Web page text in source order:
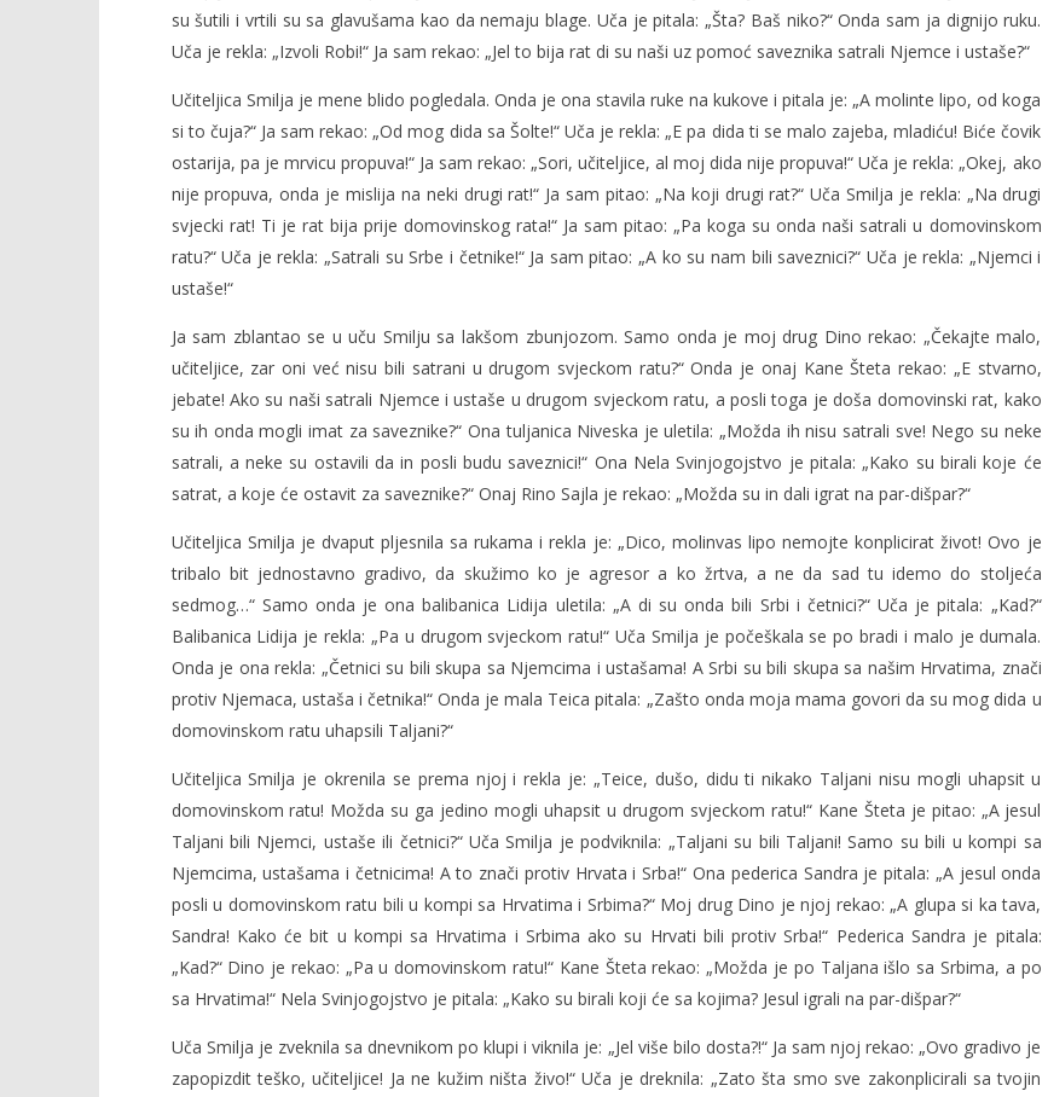
Popis poslova na području VPŽ
12.05.2014.
slatina.net
Ljeto donosi bezbrižnu igru, ali
i zdravstvene izazove
12.05.2014.
slatina.net
su šutili i vrtili su sa glavušama kao da nemaju blage. Uča je pitala: „Šta? Baš niko?“ Onda sam ja dignijo ruku.
Uča je rekla: „Izvoli Robi!“ Ja sam rekao: „Jel to bija rat di su naši uz pomoć saveznika satrali Njemce i ustaše?“
Učiteljica Smilja je mene blido pogledala. Onda je ona stavila ruke na kukove i pitala je: „A molinte lipo, od koga
si to čuja?“ Ja sam rekao: „Od mog dida sa Šolte!“ Uča je rekla: „E pa dida ti se malo zajeba, mladiću! Biće čovik
ostarija, pa je mrvicu propuva!“ Ja sam rekao: „Sori, učiteljice, al moj dida nije propuva!“ Uča je rekla: „Okej, ako
nije propuva, onda je mislija na neki drugi rat!“ Ja sam pitao: „Na koji drugi rat?“ Uča Smilja je rekla: „Na drugi
svjecki rat! Ti je rat bija prije domovinskog rata!“ Ja sam pitao: „Pa koga su onda naši satrali u domovinskom
ratu?“ Uča je rekla: „Satrali su Srbe i četnike!“ Ja sam pitao: „A ko su nam bili saveznici?“ Uča je rekla: „Njemci i
ustaše!“
Ja sam zblantao se u uču Smilju sa lakšom zbunjozom. Samo onda je moj drug Dino rekao: „Čekajte malo,
učiteljice, zar oni već nisu bili satrani u drugom svjeckom ratu?“ Onda je onaj Kane Šteta rekao: „E stvarno,
jebate! Ako su naši satrali Njemce i ustaše u drugom svjeckom ratu, a posli toga je doša domovinski rat, kako
su ih onda mogli imat za saveznike?“ Ona tuljanica Niveska je uletila: „Možda ih nisu satrali sve! Nego su neke
satrali, a neke su ostavili da in posli budu saveznici!“ Ona Nela Svinjogojstvo je pitala: „Kako su birali koje će
satrat, a koje će ostavit za saveznike?“ Onaj Rino Sajla je rekao: „Možda su in dali igrat na par-dišpar?“
Učiteljica Smilja je dvaput pljesnila sa rukama i rekla je: „Dico, molinvas lipo nemojte konplicirat život! Ovo je
tribalo bit jednostavno gradivo, da skužimo ko je agresor a ko žrtva, a ne da sad tu idemo do stoljeća
sedmog…“ Samo onda je ona balibanica Lidija uletila: „A di su onda bili Srbi i četnici?“ Uča je pitala: „Kad?“
Balibanica Lidija je rekla: „Pa u drugom svjeckom ratu!“ Uča Smilja je počeškala se po bradi i malo je dumala.
Onda je ona rekla: „Četnici su bili skupa sa Njemcima i ustašama! A Srbi su bili skupa sa našim Hrvatima, znači
protiv Njemaca, ustaša i četnika!“ Onda je mala Teica pitala: „Zašto onda moja mama govori da su mog dida u
domovinskom ratu uhapsili Taljani?“
Učiteljica Smilja je okrenila se prema njoj i rekla je: „Teice, dušo, didu ti nikako Taljani nisu mogli uhapsit u
domovinskom ratu! Možda su ga jedino mogli uhapsit u drugom svjeckom ratu!“ Kane Šteta je pitao: „A jesul
Taljani bili Njemci, ustaše ili četnici?“ Uča Smilja je podviknila: „Taljani su bili Taljani! Samo su bili u kompi sa
Njemcima, ustašama i četnicima! A to znači protiv Hrvata i Srba!“ Ona pederica Sandra je pitala: „A jesul onda
posli u domovinskom ratu bili u kompi sa Hrvatima i Srbima?“ Moj drug Dino je njoj rekao: „A glupa si ka tava,
Sandra! Kako će bit u kompi sa Hrvatima i Srbima ako su Hrvati bili protiv Srba!“ Pederica Sandra je pitala:
„Kad?“ Dino je rekao: „Pa u domovinskom ratu!“ Kane Šteta rekao: „Možda je po Taljana išlo sa Srbima, a po
sa Hrvatima!“ Nela Svinjogojstvo je pitala: „Kako su birali koji će sa kojima? Jesul igrali na par-dišpar?“
Uča Smilja je zveknila sa dnevnikom po klupi i viknila je: „Jel više bilo dosta?!“ Ja sam njoj rekao: „Ovo gradivo je
zapopizdit teško, učiteljice! Ja ne kužim ništa živo!“ Uča je dreknila: „Zato šta smo sve zakonplicirali sa tvojin